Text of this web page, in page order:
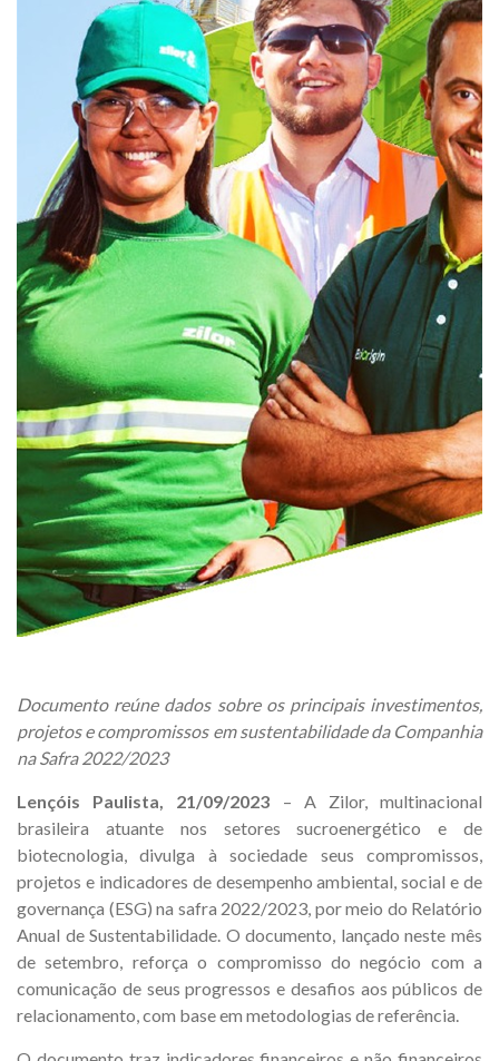
Documento reúne dados sobre os principais investimentos,
projetos e compromissos em sustentabilidade da Companhia
na Safra 2022/2023
Lençóis Paulista, 21/09/2023 – A Zilor, multinacional
brasileira atuante nos setores sucroenergético e de
biotecnologia, divulga à sociedade seus compromissos,
projetos e indicadores de desempenho ambiental, social e de
governança (ESG) na safra 2022/2023, por meio do Relatório
Anual de Sustentabilidade. O documento, lançado neste mês
de setembro, reforça o compromisso do negócio com a
comunicação de seus progressos e desafios aos públicos de
relacionamento, com base em metodologias de referência.